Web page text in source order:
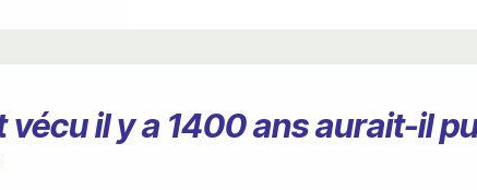
il y a 1400 ans aurait-il